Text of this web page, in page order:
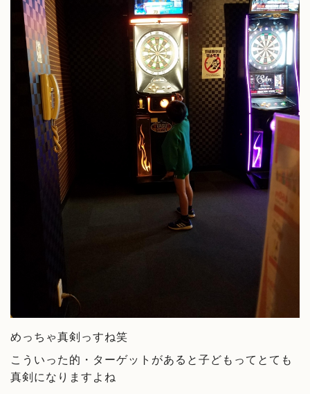
めっちゃ真剣っすね笑
こういった的・ターゲットがあると子どもってとても
真剣になりますよね